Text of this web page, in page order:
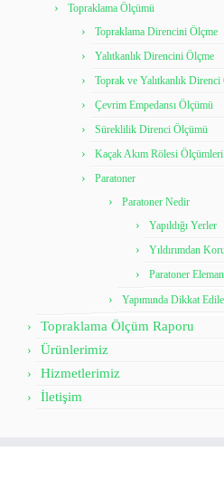
Topraklama Ölçümü
Topraklama Direncini Ölçme
Yalıtkanlık Direncini Ölçme
Toprak ve Yalıtkanlık
Çevrim Empedansı Ölçümü
Süreklilik Direnci Ölçümü
Kaçak Akım Rölesi Ölçümleri
Paratoner
Paratoner Nedir
Yapıldığı Yerler
Yıldırımdan
Paratoner
Yapımında Dikkat
Topraklama Ölçüm Raporu
Ürünlerimiz
Hizmetlerimiz
İletişim